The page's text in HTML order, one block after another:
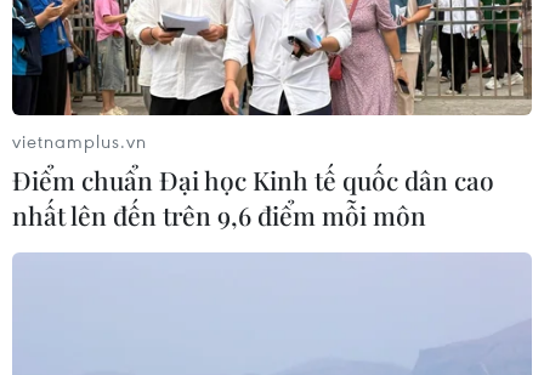
vietnamplus.vn
Điểm chuẩn Đại học Kinh tế quốc dân cao
nhất lên đến trên 9,6 điểm mỗi môn